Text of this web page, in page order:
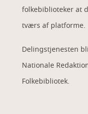
folkebiblioteker at
tværs af platforme.
Delingstjenesten
Nationale
Folkebibliotek.